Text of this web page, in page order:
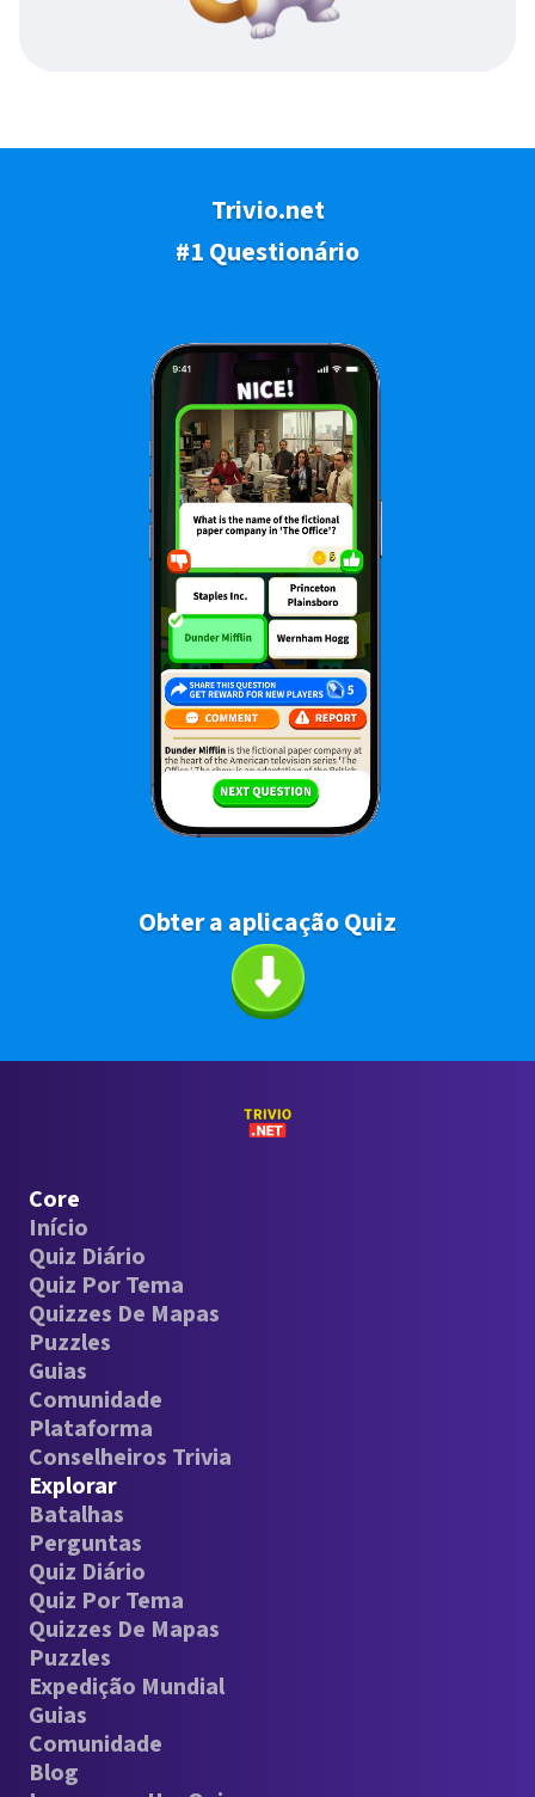
Trivio.net
#1 Questionário
Obter a aplicação Quiz
Core
Início
Quiz Diário
Quiz Por Tema
Quizzes De Mapas
Puzzles
Guias
Comunidade
Plataforma
Conselheiros Trivia
Explorar
Batalhas
Perguntas
Quiz Diário
Quiz Por Tema
Quizzes De Mapas
Puzzles
Expedição Mundial
Guias
Comunidade
Blog